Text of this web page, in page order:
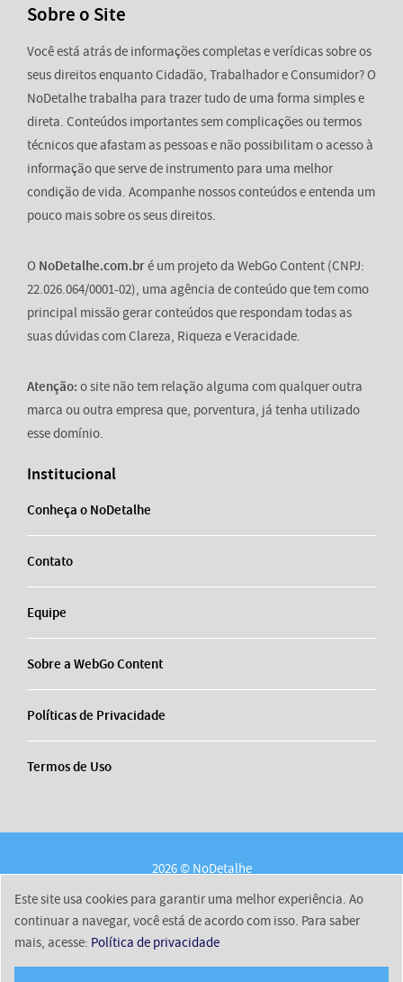
Sobre o Site
Você está atrás de informações completas e verídicas sobre os
seus direitos enquanto Cidadão, Trabalhador e Consumidor? O
NoDetalhe trabalha para trazer tudo de uma forma simples e
direta. Conteúdos importantes sem complicações ou termos
técnicos que afastam as pessoas e não possibilitam o acesso à
informação que serve de instrumento para uma melhor
condição de vida. Acompanhe nossos conteúdos e entenda um
pouco mais sobre os seus direitos.
O NoDetalhe.com.bré um projeto da WebGo Content (CNPJ:
22.026.064/0001-02), uma agência de conteúdo que tem como
principal missão gerar conteúdos que respondam todas as
suas dúvidas com Clareza, Riqueza e Veracidade.
Atenção: o site não tem relação alguma com qualquer outra
marca ou outra empresa que, porventura, já tenha utilizado
esse domínio.
Institucional
Conheça o NoDetalhe
Contato
Equipe
Sobre a WebGo Content
Políticas de Privacidade
Termos de Uso
2026 © NoDetalhe
Sobre a WebGo Content
Políticas de Privacidade
Termos de Uso
Este site usa cookies para garantir uma melhor experiência. Ao
continuar a navegar, você está de acordo com isso. Para saber
mais, acesse: Política de privacidade